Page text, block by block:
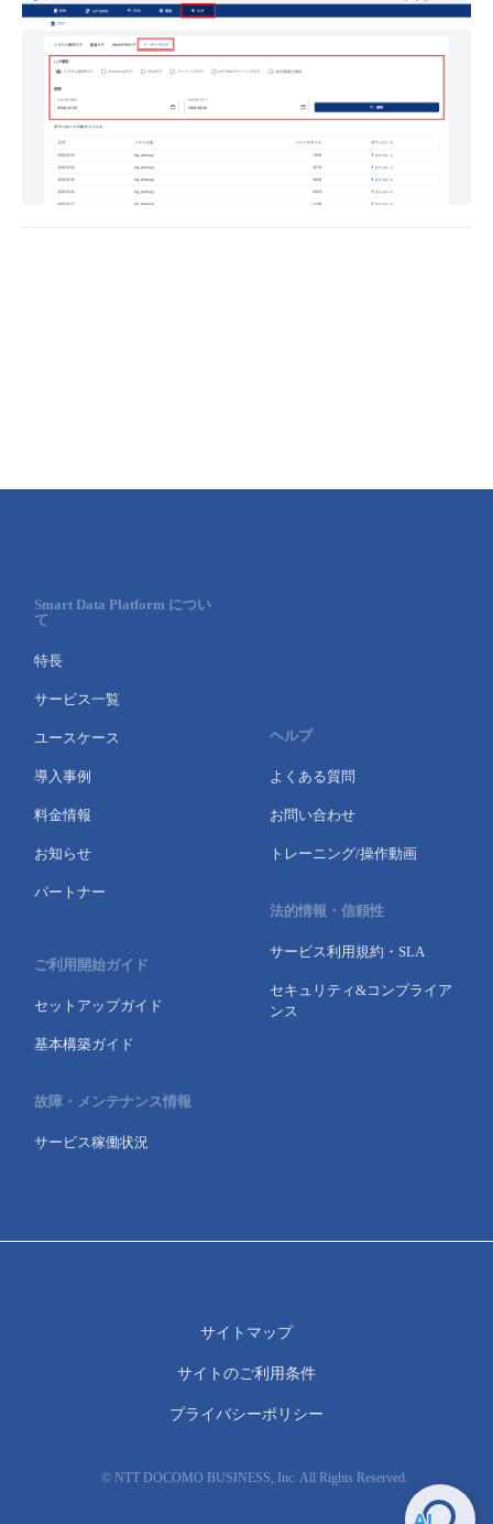
Smart Data Platform につい
て
特長
サービス一覧
ユースケース
導入事例
料金情報
お知らせ
パートナー
ご利用開始ガイド
セットアップガイド
基本構築ガイド
故障・メンテナンス情報
サービス稼働状況
ヘルプ
よくある質問
お問い合わせ
トレーニング/操作動画
法的情報・信頼性
サービス利用規約・SLA
セキュリティ&コンプライア
ンス
© NTT DOCOMO BUSINESS, Inc. All Rights Reserved.
サイトマップ
サイトのご利用条件
プライバシーポリシー